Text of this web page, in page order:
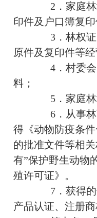
2．家庭林
印件及户口簿复印
3．林权证
原件及复印件等
4．村委会
料；
5．家庭林
6．从事
得《动物防疫条
的批准文件等相
有”保护野生动物
殖许可证》。
7．获得的
产品认证、注册商